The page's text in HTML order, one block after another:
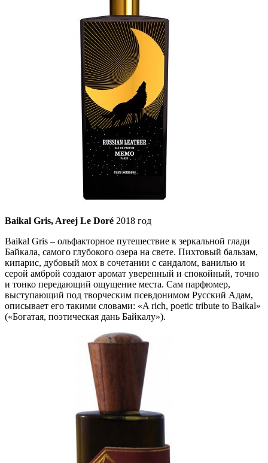
Baikal Gris, Areej Le Doré 2018 год
Baikal Gris – ольфакторное путешествие к зеркальной глади
Байкала, самого глубокого озера на свете. Пихтовый бальзам,
кипарис, дубовый мох в сочетании с сандалом, ванилью и
серой амброй создают аромат уверенный и спокойный, точно
и тонко передающий ощущение места. Сам парфюмер,
выступающий под творческим псевдонимом Русский Адам,
описывает его такими словами: «A rich, poetic tribute to Baikal»
(«Богатая, поэтическая дань Байкалу»).